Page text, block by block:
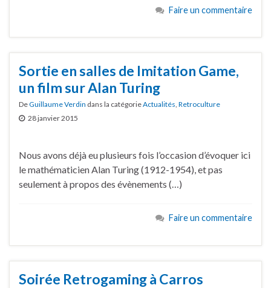
Faire un commentaire
Sortie en salles de Imitation Game,
un film sur Alan Turing
DeGuillaume Verdin dans la catégorieActualités, Retroculture
28 janvier 2015
Nous avons déjà eu plusieurs fois l’occasion d’évoquer ici
le mathématicien Alan Turing (1912-1954), et pas
seulement à propos des évènements (…)
Faire un commentaire
Soirée Retrogaming à Carros